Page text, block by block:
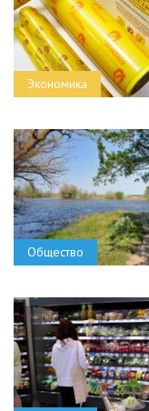
Экономика
Общество